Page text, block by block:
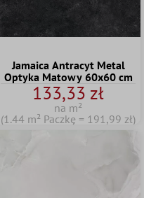
Jamaica Antracyt Metal
Optyka Matowy 60x60 cm
133,33 zł
na m²
(1.44 m² Paczkę = 191,99 zł)